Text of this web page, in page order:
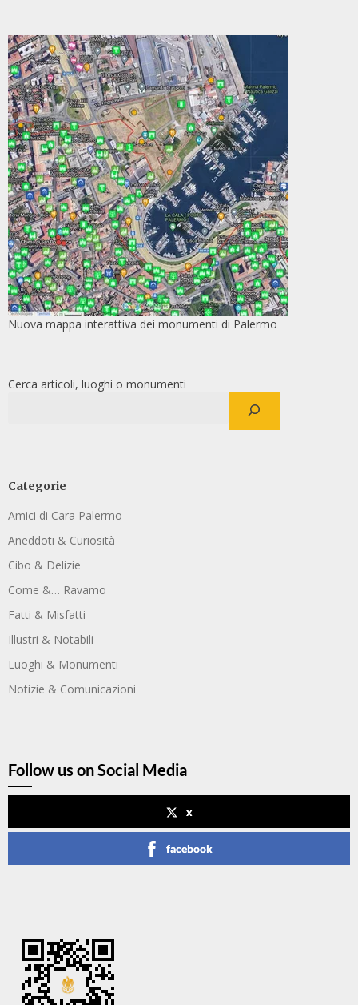
Nuova mappa interattiva dei monumenti di Palermo
Cerca articoli, luoghi o monumenti
Categorie
Amici di Cara Palermo
Aneddoti & Curiosità
Cibo & Delizie
Come &… Ravamo
Fatti & Misfatti
Illustri & Notabili
Luoghi & Monumenti
Notizie & Comunicazioni
Follow us on Social Media
x
facebook